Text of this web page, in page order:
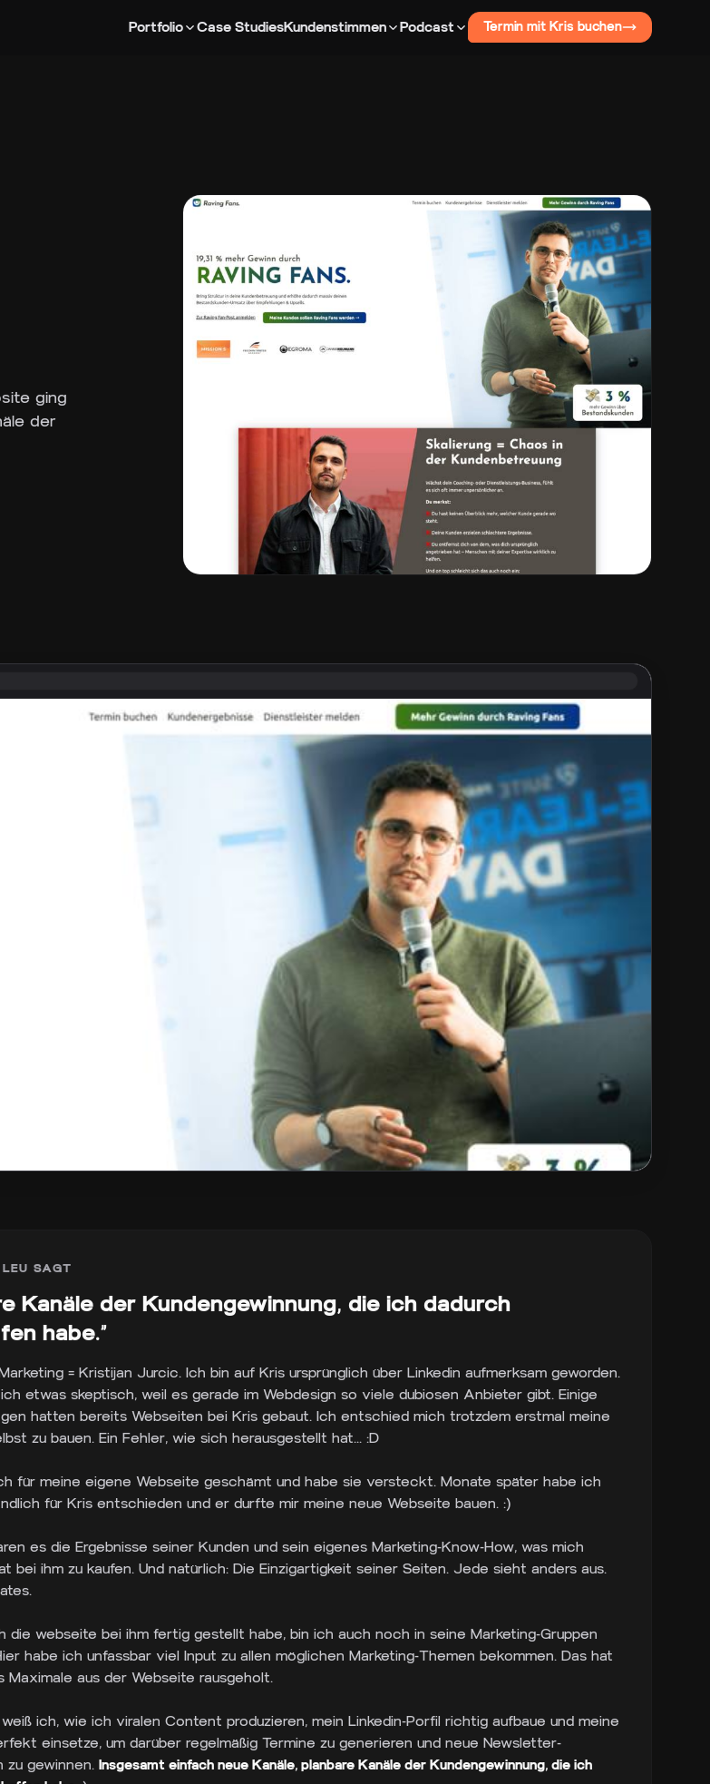
Portfolio Case StudiesKundenstimmen Podcast Termin mit Kris buchen
ging
der
SAGT
Kanäle der Kundengewinnung, die ich dadurch
habe.“
= Kristijan Jurcic. Ich bin auf Kris ursprünglich über Linkedin aufmerksam geworden.
etwas skeptisch, weil es gerade im Webdesign so viele dubiosen Anbieter gibt. Einige
hatten bereits Webseiten bei Kris gebaut. Ich entschied mich trotzdem erstmal meine
zu bauen. Ein Fehler, wie sich herausgestellt hat... :D
für meine eigene Webseite geschämt und habe sie versteckt. Monate später habe ich
für Kris entschieden und er durfte mir meine neue Webseite bauen. :)
es die Ergebnisse seiner Kunden und sein eigenes Marketing-Know-How, was mich
bei ihm zu kaufen. Und natürlich: Die Einzigartigkeit seiner Seiten. Jede sieht anders aus.
die webseite bei ihm fertig gestellt habe, bin ich auch noch in seine Marketing-Gruppen
habe ich unfassbar viel Input zu allen möglichen Marketing-Themen bekommen. Das hat
Maximale aus der Webseite rausgeholt.
ich, wie ich viralen Content produzieren, mein Linkedin-Porfil richtig aufbaue und meine
einsetze, um darüber regelmäßig Termine zu generieren und neue Newsletter-
zu gewinnen. Insgesamt einfach neue Kanäle, planbare Kanäle der Kundengewinnung, die ich